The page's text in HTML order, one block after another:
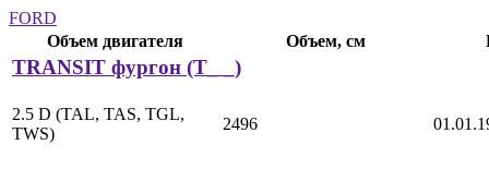
FORD
Объем двигателя
Объем, см
TRANSIT фургон (T_ _)
2.5 D (TAL, TAS, TGL,
TWS)
2496